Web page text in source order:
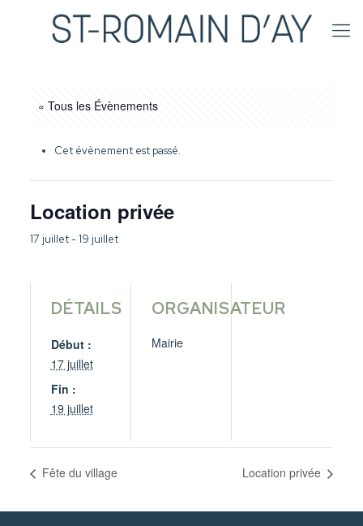
« Tous les Évènements
Cet évènement est passé.
Location privée
17 juillet-19 juillet
DÉTAILS
Début :
17 juillet
Fin :
19 juillet
ORGANISATEUR
Mairie
Fête du village Location privée